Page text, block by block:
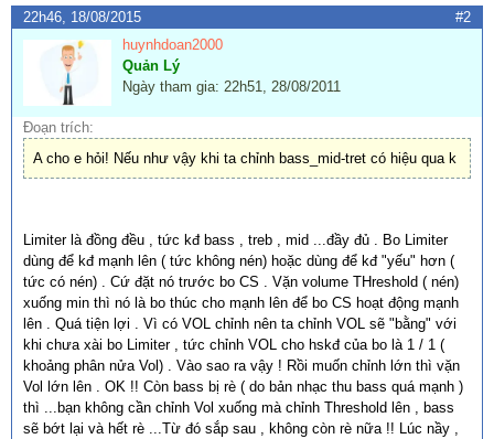
22h46, 18/08/2015
#2
huynhdoan2000
Quản Lý
Ngày tham gia: 22h51, 28/08/2011
Đoạn trích:
A cho e hỏi! Nếu như vậy khi ta chỉnh bass_mid-tret có hiệu qua k
Limiter là đồng đều , tức kđ bass , treb , mid ...đầy đủ . Bo Limiter
dùng để kđ mạnh lên ( tức không nén) hoặc dùng để kđ "yếu" hơn (
tức có nén) . Cứ đặt nó trước bo CS . Vặn volume THreshold ( nén)
xuống min thì nó là bo thúc cho mạnh lên để bo CS hoạt động mạnh
lên . Quá tiện lợi . Vì có VOL chỉnh nên ta chỉnh VOL sẽ "bằng" với
khi chưa xài bo Limiter , tức chỉnh VOL cho hskđ của bo là 1 / 1 (
khoảng phân nửa Vol) . Vào sao ra vậy ! Rồi muốn chỉnh lớn thì vặn
Vol lớn lên . OK !! Còn bass bị rè ( do bản nhạc thu bass quá mạnh )
thì ...bạn không cần chỉnh Vol xuống mà chỉnh Threshold lên , bass
sẽ bớt lại và hết rè ...Từ đó sắp sau , không còn rè nữa !! Lúc nầy ,